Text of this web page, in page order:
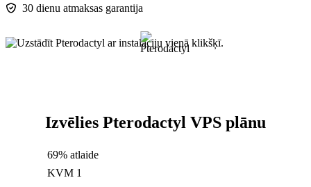
30 dienu atmaksas garantija
Izvēlies Pterodactyl VPS plānu
69% atlaide
KVM 1